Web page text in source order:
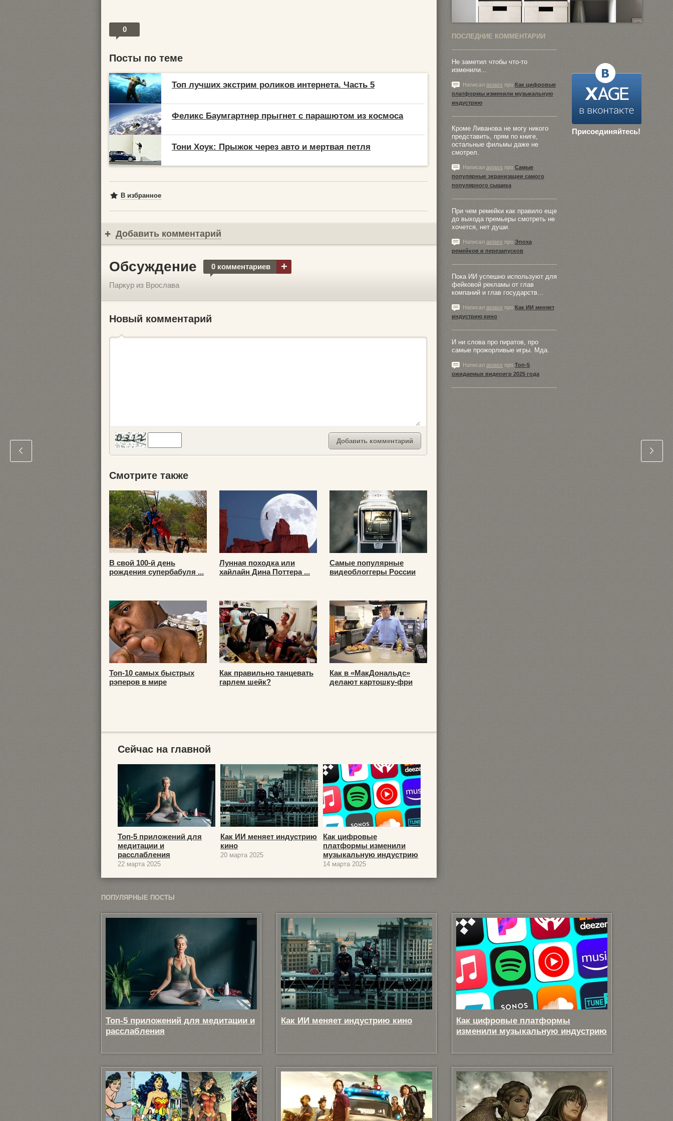
0
Посты по теме
Топ лучших экстрим роликов интернета. Часть 5
Феликс Баумгартнер прыгнет с парашютом из космоса
Тони Хоук: Прыжок через авто и мертвая петля
В избранное
Добавить комментарий
Обсуждение 0 комментариев +
Паркур из Врослава
Новый комментарий
Смотрите также
В свой 100-й день
рождения супербабуля ...
Лунная походка или
хайлайн Дина Поттера ...
Самые популярные
видеоблоггеры России
Топ-10 самых быстрых
рэперов в мире
Как правильно танцевать
гарлем шейк?
Как в «МакДональдс»
делают картошку-фри
Сейчас на главной
Топ-5 приложений для
медитации и
расслабления
22 марта 2025
Как ИИ меняет индустрию
кино
20 марта 2025
Как цифровые
платформы изменили
музыкальную индустрию
14 марта 2025
ПОСЛЕДНИЕ КОММЕНТАРИИ
Присоединяйтесь!
Не заметил чтобы что-то
изменили...
Написал astass про Как цифровые
платформы изменили музыкальную
индустрию
Кроме Ливанова не могу никого
представить, прям по книге,
остальные фильмы даже не
смотрел.
Написал astass про Самые
популярные экранизации самого
популярного сыщика
При чем ремейки как правило еще
до выхода премьеры смотреть не
хочется, нет души.
Написал astass про Эпоха
ремейков и перезапусков
Пока ИИ успешно используют для
фейковой рекламы от глав
компаний и глав государств...
Написал astass про Как ИИ меняет
индустрию кино
И ни слова про пиратов, про
самые прожорливые игры. Мда.
Написал astass про Топ-5
ожидаемых видеоигр 2025 года
ПОПУЛЯРНЫЕ ПОСТЫ
Топ-5 приложений для медитации и
расслабления
Как ИИ меняет индустрию кино
Как цифровые платформы
изменили музыкальную индустрию